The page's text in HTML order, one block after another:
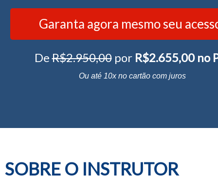
Garanta agora mesmo seu
DeR$2.950,00por R$2.655,00 no
Ou até 10x no cartão com juros
SOBRE O INSTRUTOR